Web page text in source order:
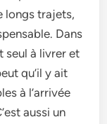
longs trajets,
Dans
seul à livrer et
qu’il y ait
à l’arrivée
aussi un